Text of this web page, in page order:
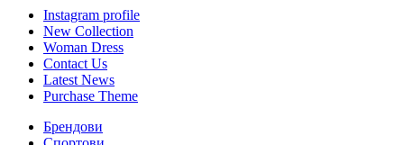
Instagram profile
New Collection
Woman Dress
Contact Us
Latest News
Purchase Theme
Брендови